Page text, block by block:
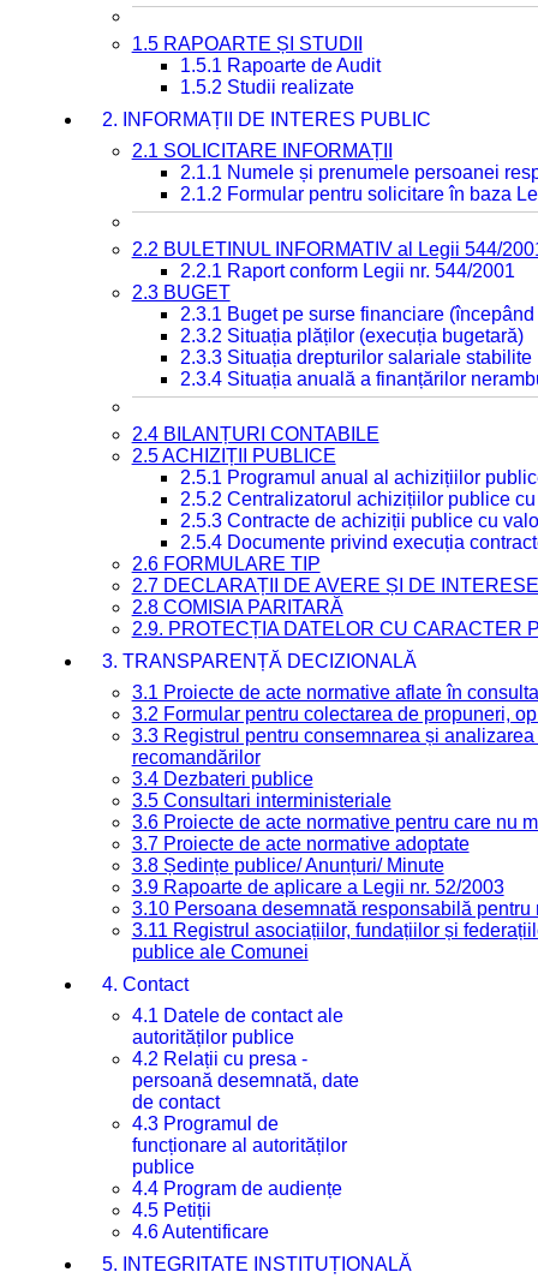
1.5 RAPOARTE ȘI STUDII
1.5.1 Rapoarte de Audit
1.5.2 Studii realizate
2. INFORMAȚII DE INTERES PUBLIC
2.1 SOLICITARE INFORMAȚII
2.1.1 Numele și prenumele persoanei
2.1.2 Formular pentru solicitare în baza
2.2 BULETINUL INFORMATIV al Legii 544/
2.2.1 Raport conform Legii nr. 544/2001
2.3 BUGET
2.3.1 Buget pe surse financiare
2.3.2 Situația plăților (execuția bugetară)
2.3.3 Situația drepturilor salariale
2.3.4 Situația anuală a finanțărilor
2.4 BILANȚURI CONTABILE
2.5 ACHIZIȚII PUBLICE
2.5.1 Programul anual al achizițiilor
2.5.2 Centralizatorul achizițiilor publice
2.5.3 Contracte de achiziții publice cu
2.5.4 Documente privind execuția
2.6 FORMULARE TIP
2.7 DECLARAȚII DE AVERE ȘI DE INTERESE
2.8 COMISIA PARITARĂ
2.9. PROTECȚIA DATELOR CU CARACTER
3. TRANSPARENȚĂ DECIZIONALĂ
3.1 Proiecte de acte normative aflate în
3.2 Formular pentru colectarea de propuneri,
3.3 Registrul pentru consemnarea și
recomandărilor
3.4 Dezbateri publice
3.5 Consultari interministeriale
3.6 Proiecte de acte normative pentru care nu
3.7 Proiecte de acte normative adoptate
3.8 Ședințe publice/ Anunțuri/ Minute
3.9 Rapoarte de aplicare a Legii nr. 52/2003
3.10 Persoana desemnată responsabilă
3.11 Registrul asociațiilor, fundațiilor și
publice ale Comunei
4. Contact
4.1 Datele de contact ale
autorităților publice
4.2 Relații cu presa -
persoană desemnată, date
de contact
4.3 Programul de
funcționare al autorităților
publice
4.4 Program de audiențe
4.5 Petiții
4.6 Autentificare
5. INTEGRITATE INSTITUȚIONALĂ